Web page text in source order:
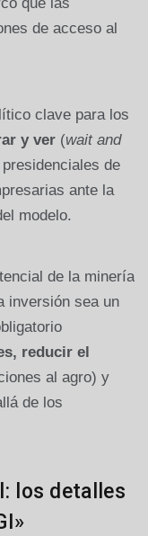
de acceso al
clave para los
y ver (wait and
de
ante la
modelo.
de la minería
inversión sea un
reducir el
al agro) y
de los
los detalles